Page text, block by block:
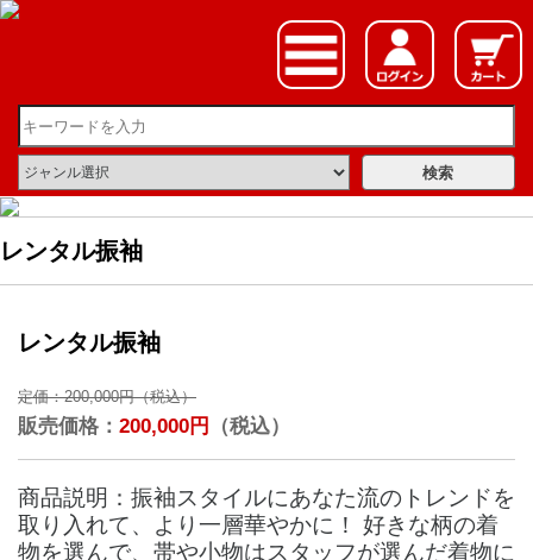
レンタル振袖
レンタル振袖
定価：200,000円（税込）
販売価格： 200,000円 （税込）
商品説明：振袖スタイルにあなた流のトレンドを
取り入れて、より一層華やかに！ 好きな柄の着
物を選んで、帯や小物はスタッフが選んだ着物に